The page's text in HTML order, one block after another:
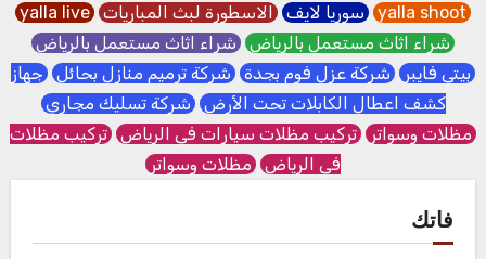
yalla shoot سوريا لايف الاسطورة لبث المباريات yalla live
شراء اثاث مستعمل بالرياض شراء اثاث مستعمل بالرياض
بيتي فايبر شركة عزل فوم بجدة شركة ترميم منازل بحائل جهاز
كشف اعطال الكابلات تحت الأرض شركة تسليك مجاري
مظلات وسواتر تركيب مظلات سيارات في الرياض تركيب مظلات
في الرياض مظلات وسواتر
فاتك